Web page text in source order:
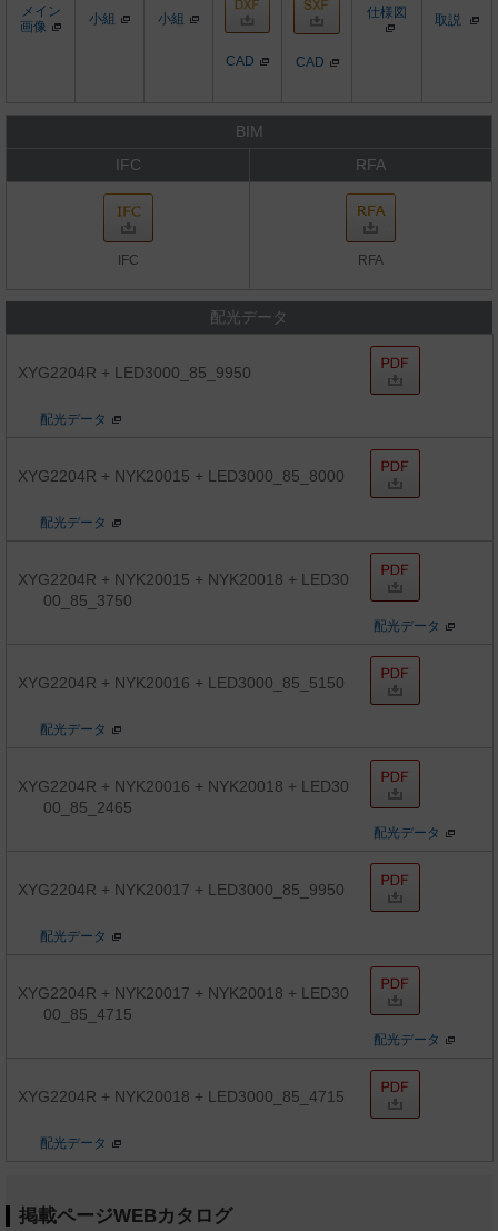
メイン
画像
小組 小組 仕様図 取説
CAD CAD
BIM
IFC
RFA
IFC RFA
配光データ
XYG2204R + LED3000_85_9950
配光データ
XYG2204R + NYK20015 + LED3000_85_8000
配光データ
XYG2204R + NYK20015 + NYK20018 + LED30
00_85_3750
配光データ
XYG2204R + NYK20016 + LED3000_85_5150
配光データ
XYG2204R + NYK20016 + NYK20018 + LED30
00_85_2465
配光データ
XYG2204R + NYK20017 + LED3000_85_9950
配光データ
XYG2204R + NYK20017 + NYK20018 + LED30
00_85_4715
配光データ
XYG2204R + NYK20018 + LED3000_85_4715
配光データ
掲載ページWEBカタログ